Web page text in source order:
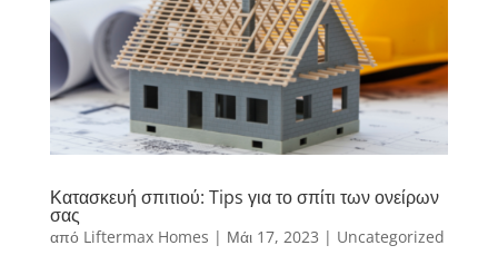
Κατασκευή σπιτιού: Tips για το σπίτι των ονείρων
σας
από Liftermax Homes | Μάι 17, 2023 | Uncategorized